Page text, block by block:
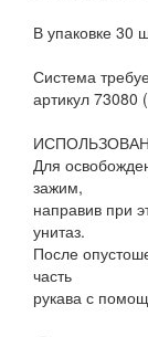
В упаковке 30
Система
артикул 73080
Для
зажим,
направив при
унитаз.
После
часть
рукава с